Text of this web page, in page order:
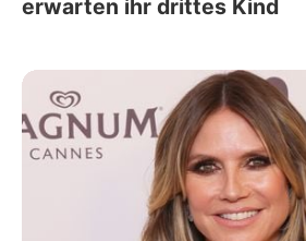
erwarten ihr drittes Kind